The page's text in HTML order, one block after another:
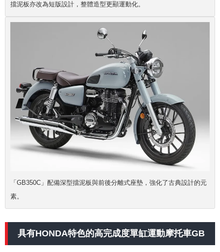
擋泥板亦改為短版設計，整體造型更顯運動化。
「GB350C」配備深型擋泥板與前後分離式座墊，強化了古典設計的元
素。
具有HONDA特色的高完成度單缸運動摩托車GB